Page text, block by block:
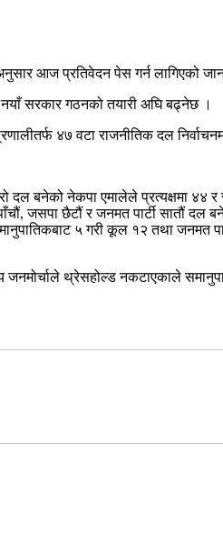
आज प्रतिवेदन पेस गर्न लागिएको
सरकार गठनको तयारी अघि बढ्नेछ ।
४७ वटा राजनीतिक दल
दल बनेको नेकपा एमालेले प्रत्यक्षमा ४४
जसपा छैटौं र जनमत पार्टी सातौं दल
५ गरी कूल १२ तथा जनमत
थ्रेसहोल्ड नकटाएकाले